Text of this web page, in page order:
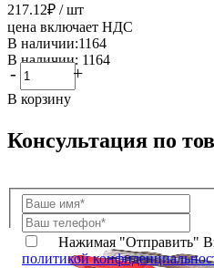
217.12₽ / шт
цена включает НДС
В наличии:1164
В наличии: 1164
- +
В корзину
Консультация по
Нажимая "Отправить"
политикой